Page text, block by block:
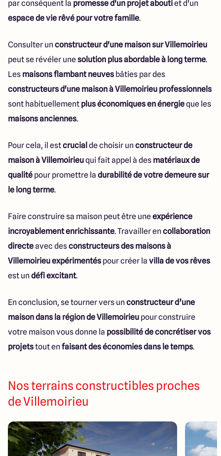
par conséquent la promesse d'un projet aboutiet d'un
espace de vie rêvé pour votre famille.
Consulter un constructeur d'une maison sur Villemoirieu
peut se révéler unesolution plus abordable à long terme.
Les maisons flambant neuves bâties par des
constructeurs d'une maison à Villemoirieu professionnels
sont habituellement plus économiques en énergieque les
maisons anciennes.
Pour cela, il estcrucial de choisir un constructeur de
maison à Villemoirieuqui fait appel à des matériaux de
qualité pour promettre la durabilité de votre demeure sur
le long terme.
Faire construire sa maison peut être uneexpérience
incroyablement enrichissante. Travailler en collaboration
directeavec desconstructeurs des maisons à
Villemoirieu expérimentés pour créer la villa de vos rêves
est un défi excitant.
En conclusion, se tourner vers un constructeur d’une
maison dans la région de Villemoirieu pour construire
votre maison vous donne la possibilité de concrétiser vos
projetstout en faisant des économies dans le temps.
Nos terrains constructibles proches
de Villemoirieu